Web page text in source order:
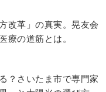
改革」の真実。晃友会
療の道筋とは。
？さいたま市で専門家